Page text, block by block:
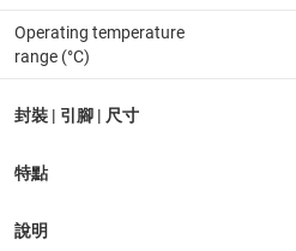
Operating temperature
range (°C)